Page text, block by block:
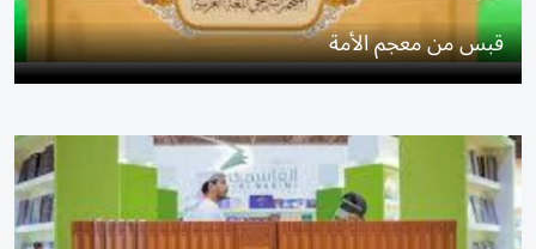
قبس من معجم الأمة